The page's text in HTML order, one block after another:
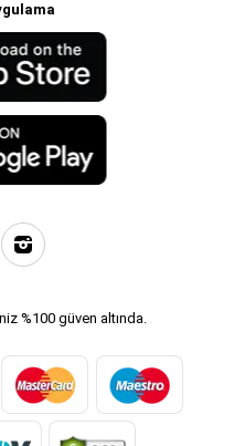
%100 güven altında.